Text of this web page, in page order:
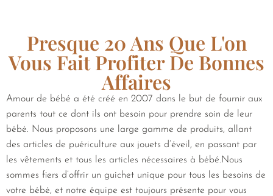
Presque 20 Ans Que L'on
Vous Fait Profiter De Bonnes
Affaires
Amour de bébé a été créé en 2007 dans le but de fournir aux
parents tout ce dont ils ont besoin pour prendre soin de leur
bébé. Nous proposons une large gamme de produits, allant
des articles de puériculture aux jouets d’éveil, en passant par
les vêtements et tous les articles nécessaires à bébé.Nous
sommes fiers d’offrir un guichet unique pour tous les besoins de
votre bébé, et notre équipe est toujours présente pour vous